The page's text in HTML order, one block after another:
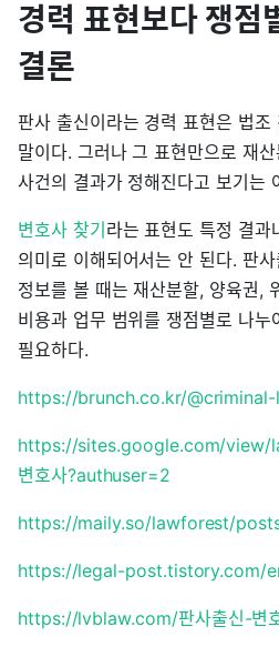
경력 표현보다 쟁점
결론
판사 출신이라는 경력 표현은 법
말이다. 그러나 그 표현만으로 재
사건의 결과가 정해진다고 보기는
변호사 찾기 라는 표현도 특정 결과
의미로 이해되어서는 안 된다. 판
정보를 볼 때는 재산분할, 양육권,
비용과 업무 범위를 쟁점별로 나누
필요하다.
https://brunch.co.kr/
https://sites.google.com/view/
변호사?authuser=2
https://maily.so/lawforest/
https://legal-post.tistory.com/
https://lvblaw.com/판사출신-변